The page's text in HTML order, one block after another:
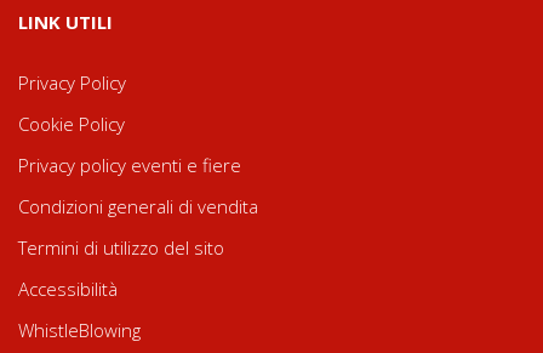
LINK UTILI
Privacy Policy
Cookie Policy
Privacy policy eventi e fiere
Condizioni generali di vendita
Termini di utilizzo del sito
Accessibilità
WhistleBlowing